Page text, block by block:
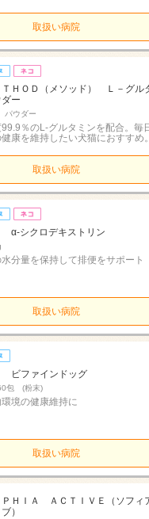
取扱い病院
ＴＨＯＤ（メソッド） Ｌ－グル
ー
ウダー
％のL-グルタミンを配合。毎
健康を維持したい犬猫におすすめ。
取扱い病院
α‐シクロデキストリン
分量を保持して排便をサポート
取扱い病院
ビファインドッグ
包 (粉末)
環境の健康維持に
取扱い病院
ＰＨＩＡ ＡＣＴＩＶＥ（ソフィ
）